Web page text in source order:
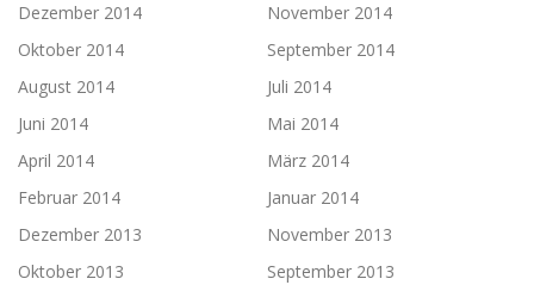
Dezember 2014
November 2014
Oktober 2014
September 2014
August 2014
Juli 2014
Juni 2014
Mai 2014
April 2014
März 2014
Februar 2014
Januar 2014
Dezember 2013
November 2013
Oktober 2013
September 2013